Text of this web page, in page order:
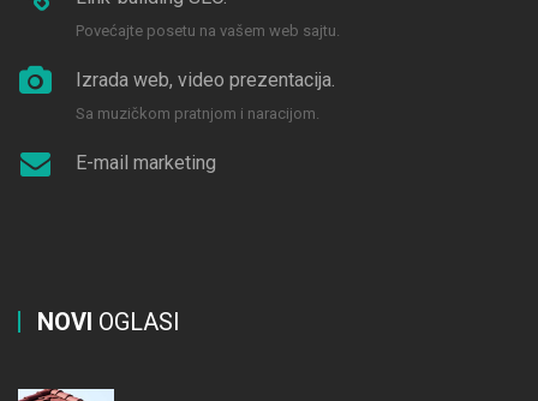
Povećajte posetu na vašem web sajtu.
Izrada web, video prezentacija.
Sa muzičkom pratnjom i naracijom.
E-mail marketing
NOVI OGLASI